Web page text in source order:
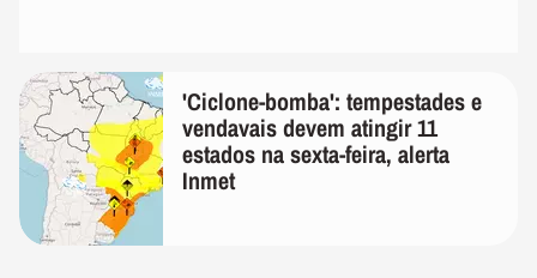
'Ciclone-bomba': tempestades e
vendavais devem atingir 11
estados na sexta-feira, alerta
Inmet